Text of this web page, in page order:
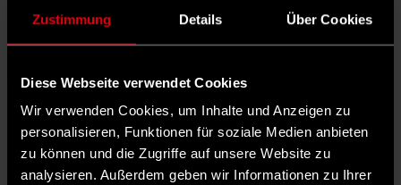
Zustimmung Details Über Cookies
Diese Webseite verwendet Cookies
Wir verwenden Cookies, um Inhalte und Anzeigen zu
personalisieren, Funktionen für soziale Medien anbieten
zu können und die Zugriffe auf unsere Website zu
analysieren. Außerdem geben wir Informationen zu Ihrer
Knapp die Hälfte – 47 Prozent – der Deutschen hat ein positives
Bild von der EU, sagen die jüngsten Zahlen des
Eurobarometers. Überrascht Sie dieser Wert?
Olaf Scholz:Mich nicht. Wir sollten uns nicht von den Extremisten